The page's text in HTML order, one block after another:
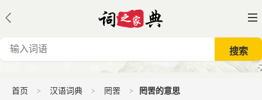
首页 汉语词典 罔罟 罔罟的意思